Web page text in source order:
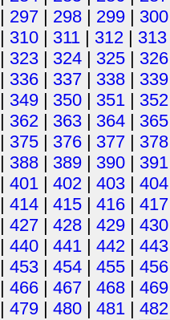
| 297 | 298 | 299 | 300
| 310 | 311 | 312 | 313
| 323 | 324 | 325 | 326
| 336 | 337 | 338 | 339
| 349 | 350 | 351 | 352
| 362 | 363 | 364 | 365
| 375 | 376 | 377 | 378
| 388 | 389 | 390 | 391
| 401 | 402 | 403 | 404
| 414 | 415 | 416 | 417
| 427 | 428 | 429 | 430
| 440 | 441 | 442 | 443
| 453 | 454 | 455 | 456
| 466 | 467 | 468 | 469
| 479 | 480 | 481 | 482